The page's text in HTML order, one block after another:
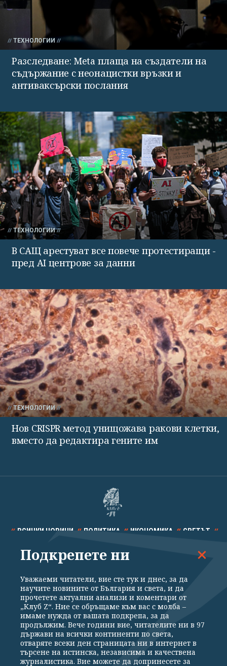
ТЕХНОЛОГИИ
Разследване: Meta плаща на създатели на
съдържание с неонацистки връзки и
антиваксърски послания
ТЕХНОЛОГИИ
В САЩ арестуват все повече протестиращи -
пред AI центрове за данни
ТЕХНОЛОГИИ
Нов CRISPR метод унищожава ракови клетки,
вместо да редактира гените им
ВСИЧКИ НОВИНИ ПОЛИТИКА ИКОНОМИКА СВЕТЪТ
СПОРТ КУЛТУРА ТЕХНОЛОГИИ КАЛЕЙДОСКОП
Общи условия
Политика за поверителност
Реклама
Партньори Контакти
За Клуб Z
Екип
Подкрепете ни
Подкрепете ни
Уважаеми читатели, вие сте тук и днес, за да
научите новините от България и света, и да
прочетете актуални анализи и коментари от
„Клуб Z“. Ние се обръщаме към вас с молба –
имаме нужда от вашата подкрепа, за да
продължим. Вече години вие, читателите ни в 97
държави на всички континенти по света,
отваряте всеки ден страницата ни в интернет в
търсене на истинска, независима и качествена
журналистика. Вие можете да допринесете за